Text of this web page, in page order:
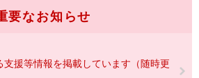
要なお知らせ
援等情報を掲載しています（随時更